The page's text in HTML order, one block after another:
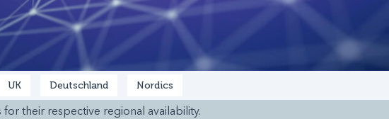
UK Deutschland Nordics
their respective regional availability.